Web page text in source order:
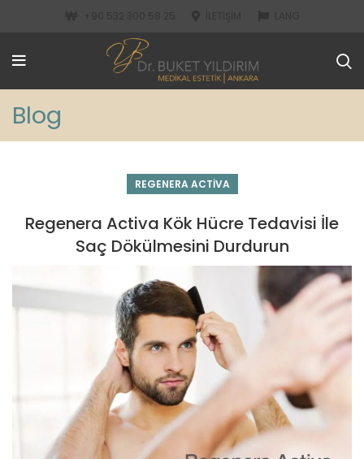
Blog
REGENERA ACTIVA
Regenera Activa Kök Hücre Tedavisi İle
Saç Dökülmesini Durdurun